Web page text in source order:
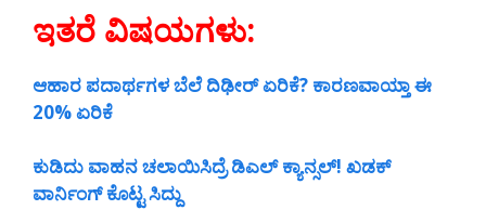
ಇತರೆ ವಿಷಯಗಳು:
ಆಹಾರ ಪದಾರ್ಥಗಳ ಬೆಲೆ ದಿಢೀರ್‌ ಏರಿಕೆ? ಕಾರಣವಾಯ್ತಾ ಈ
20% ಏರಿಕೆ
ಕುಡಿದು ವಾಹನ ಚಲಾಯಿಸಿದ್ರೆ ಡಿಎಲ್ ಕ್ಯಾನ್ಸಲ್! ಖಡಕ್‌
ವಾರ್ನಿಂಗ್‌ ಕೊಟ್ಟ ಸಿದ್ದು